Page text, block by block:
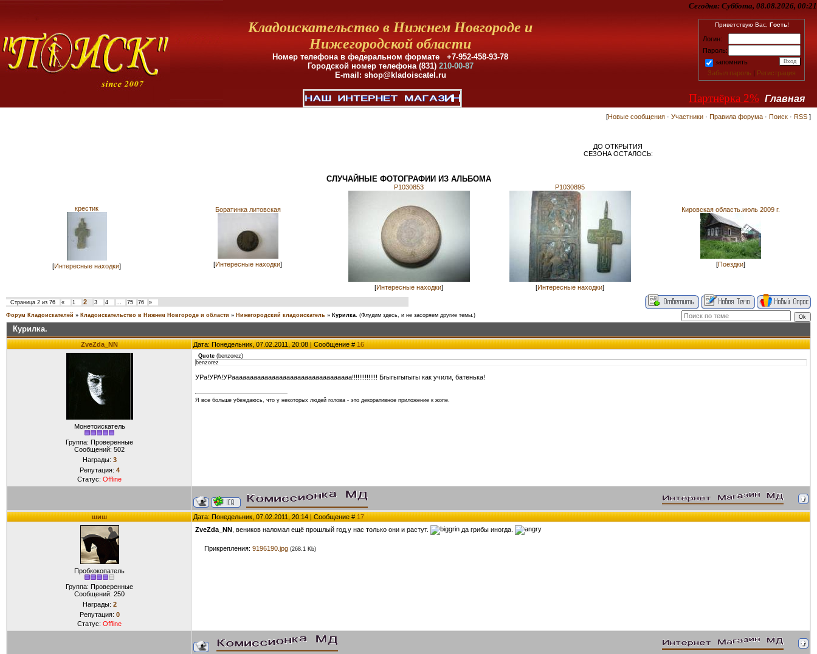
Сегодня: Суббота, 08.08.2026, 00:21
Кладоискательство в Нижнем Новгороде и
Нижегородской области
Номер телефона в федеральном формате +7-952-458-93-78
Городской номер телефона (831) 210-00-87
E-mail: shop@kladoiscatel.ru
Приветствую Вас, Гость!
Логин:
Пароль:
запомнить
Забыл пароль | Регистрация
Партнёрка 2% Главная
[Новые сообщения · Участники · Правила форума · Поиск · RSS ]
ДО ОТКРЫТИЯ
СЕЗОНА ОСТАЛОСЬ:
СЛУЧАЙНЫЕ ФОТОГРАФИИ ИЗ АЛЬБОМА
крестик
[Интересные находки]
Боратинка литовская
[Интересные находки]
P1030853
[Интересные находки]
P1030895
[Интересные находки]
Кировская область.июль 2009 г.
[Поездки]
Страница 2 из 76 « 1 2 3 4 … 75 76 »
Форум Кладоискателей » Кладоискательство в Нижнем Новгороде и области » Нижегородский кладоискатель » Курилка. (Флудим здесь, и не засоряем другие темы.)
Курилка.
ZveZda_NN Дата: Понедельник, 07.02.2011, 20:08 | Сообщение #16
Монетоискатель
Группа: Проверенные
Сообщений: 502
Награды: 3
Репутация: 4
Статус: Offline
Quote (benzorez)
benzorez
УРа!УРА!УРааааааааааааааааааааааааааааааааа!!!!!!!!!!!!!! Бгыгыгыгыгы как учили, батенька!
Я все больше убеждаюсь, что у некоторых людей голова - это декоративное приложение к жопе.
шиш Дата: Понедельник, 07.02.2011, 20:14 | Сообщение #17
Пробкокопатель
Группа: Проверенные
Сообщений: 250
Награды: 2
Репутация: 0
Статус: Offline
ZveZda_NN , веников наломал ещё прошлый год,у нас только они и растут. да грибы иногда.
Прикрепления: 9196190.jpg (268.1 Kb)